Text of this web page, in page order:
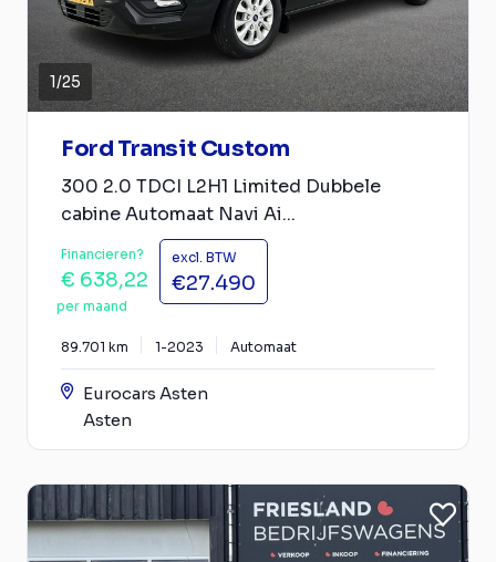
1/25
Ford Transit Custom
300 2.0 TDCI L2H1 Limited Dubbele
cabine Automaat Navi Ai...
Financieren?
€ 638,22
per maand
excl. BTW
€27.490
89.701 km 1-2023 Automaat
Eurocars Asten
Asten